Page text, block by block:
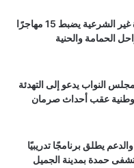
جهاز مكافحة الهجرة غير الشرعية يضبط 15 مهاجرًا
الحمامة والحنية
النواب يدعو إلى التهدئة
عقب أحداث صرمان
يطلق برنامجًا تدريبيًا
حمدة بمدينة الجميل